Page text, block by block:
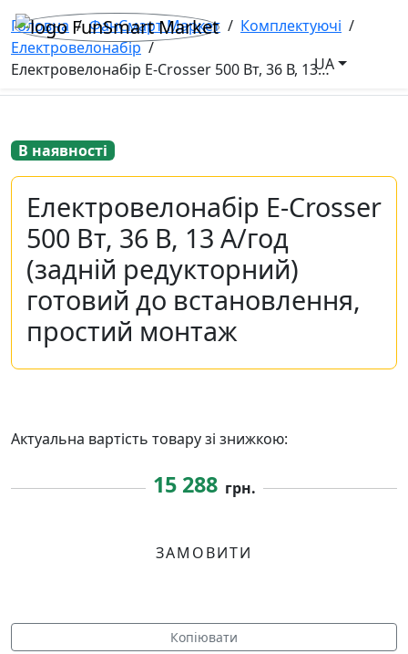
UA
Головна / ФанСмарт Маркет / Комплектуючі /
Електровелонабір /
Електровелонабір E-Crosser 500 Вт, 36 В, 13 А/год (задній редукторний) готовий до встановлення, простий монтаж
В наявності
Електровелонабір E-Crosser
500 Вт, 36 В, 13 А/год
(задній редукторний)
готовий до встановлення,
простий монтаж
Актуальна вартість товару зі знижкою:
15 288 грн.
ЗАМОВИТИ
Копіювати